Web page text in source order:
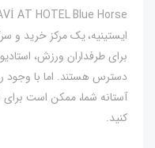
ایستینیه، یک مرکز خرید و
برای طرفداران ورزش،
آستانه شما، ممکن است
کنید.